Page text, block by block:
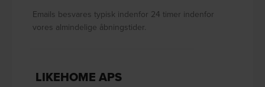
Emails besvares typisk indenfor 24 timer indenfor
vores almindelige åbningstider.
LIKEHOME APS